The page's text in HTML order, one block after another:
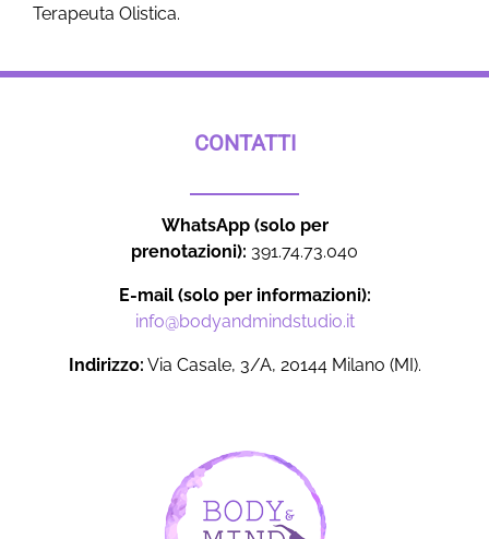
Terapeuta Olistica.
CONTATTI
WhatsApp (solo per
prenotazioni): 391.74.73.040
E-mail (solo per informazioni):
info@bodyandmindstudio.it
Indirizzo: Via Casale, 3/A, 20144 Milano (MI).